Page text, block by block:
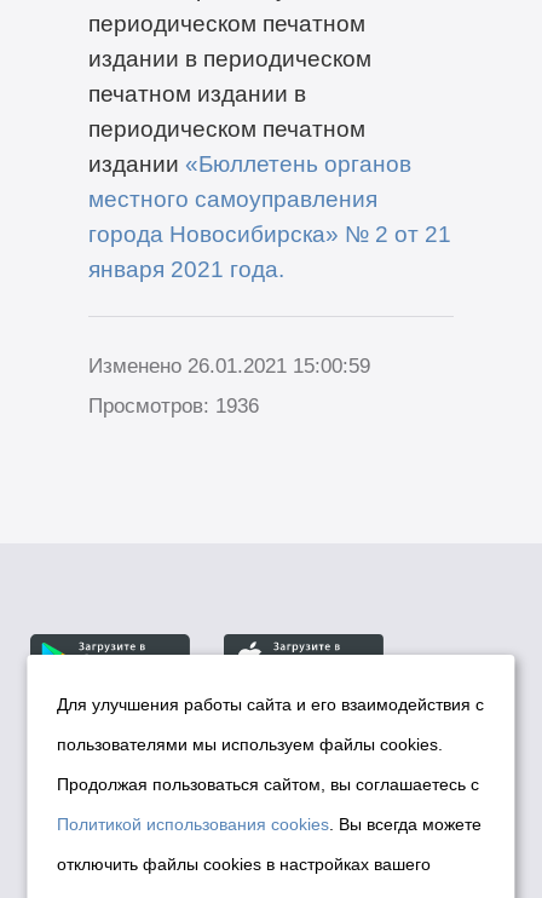
периодическом печатном
издании в периодическом
печатном издании в
периодическом печатном
издании «Бюллетень органов
местного самоуправления
города Новосибирска» № 2 от 21
января 2021 года.
Изменено 26.01.2021 15:00:59
Просмотров: 1936
© Департамент информационной политики мэрии
города Новосибирска, 2026
Политика использования Cookies
Политика по обработке персональных
данных в информационных системах
Для улучшения работы сайта и его взаимодействия с
пользователями мы используем файлы cookies.
Продолжая пользоваться сайтом, вы соглашаетесь с
Политикой использования cookies . Вы всегда можете
отключить файлы cookies в настройках вашего